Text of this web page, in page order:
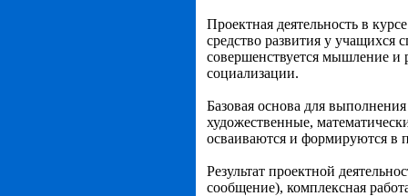
Проектная деятельность в
средство развития у учащихся
совершенствуется мышление и
социализации.
Базовая основа для
художественные,
осваиваются и формируются в
Результат проектной
сообщение), комплексная